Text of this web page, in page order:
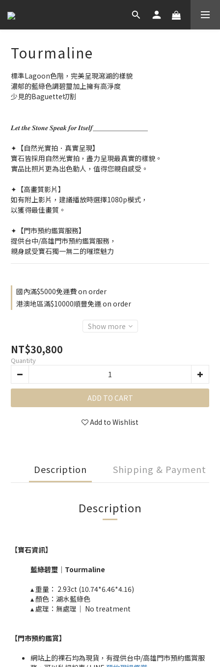
Tourmaline​
標準Lagoon色階，完美呈現瀉湖的樣貌
濃郁的藍綠色調碧璽加上擁有高淨度
少見的Baguette切割
𝑳𝒆𝒕 𝒕𝒉𝒆 𝑺𝒕𝒐𝒏𝒆 𝑺𝒑𝒆𝒂𝒌 𝒇𝒐𝒓 𝑰𝒕𝒔𝒆𝒍𝒇＿＿＿＿＿＿＿＿
✦【自然光實拍．真實呈現】
寶石皆採用自然光實拍，盡力呈現最真實的樣貌。
實品比照片更為出色動人，值得您親自感受。
✦【高畫質影片】
如有附上影片，建議播放時選擇1080p模式，
以獲得最佳畫質。
✦【門市預約鑑賞服務】
提供台中/高雄門市預約鑑賞服務，
親身感受寶石獨一無二的璀璨魅力
國內滿$5000免運費 on order
港澳地區滿$10000順豐免運 on order
Show more
NT$30,800
Quantity
ADD TO CART
Add to Wishlist
Description Shipping & Payment
Description
【寶石資訊】
藍綠碧璽 ｜ Tourmaline​
▴ 重量： 2.93ct (10.74*6.46*4.16)
▴ 顏色：湖水藍綠色
▴ 處理：無處理｜ No treatment​​
【門市預約鑑賞】
網站上的裸石均為現貨，有提供台中/高雄門市預約鑑賞服